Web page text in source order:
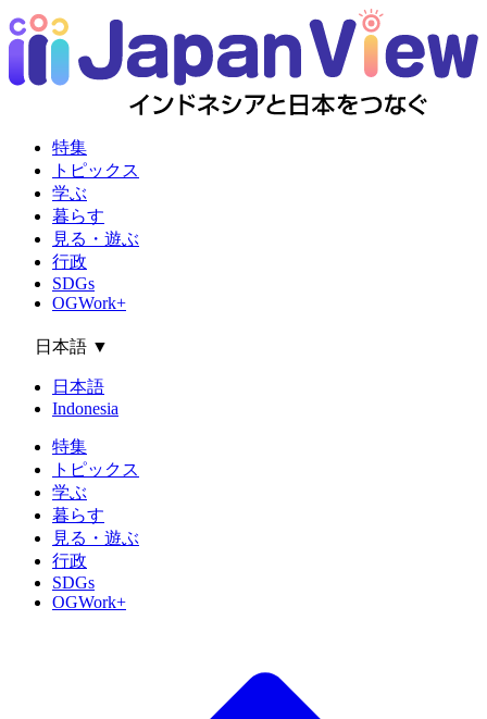
特集
トピックス
学ぶ
暮らす
見る・遊ぶ
行政
SDGs
OGWork+
日本語 ▼
日本語
Indonesia
特集
トピックス
学ぶ
暮らす
見る・遊ぶ
行政
SDGs
OGWork+